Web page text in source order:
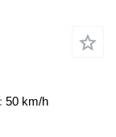
50 km/h